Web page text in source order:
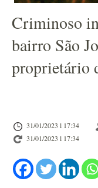
Criminoso
bairro São
proprietário
31/01/2023 l 17:34
31/01/2023 l 17:34